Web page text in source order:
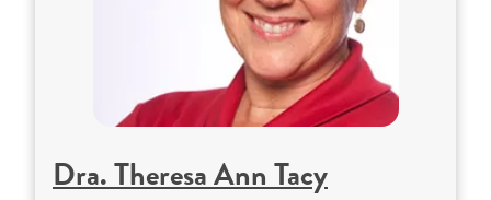
Dra. Theresa Ann Tacy